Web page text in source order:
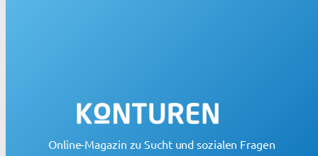
Online-Magazin zu Sucht und sozialen Fragen